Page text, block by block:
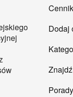
Dodaj